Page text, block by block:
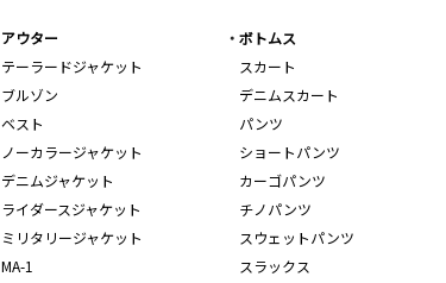
アウター
テーラードジャケット
ブルゾン
ベスト
ノーカラージャケット
デニムジャケット
ライダースジャケット
ミリタリージャケット
MA-1
ボトムス
スカート
デニムスカート
パンツ
ショートパンツ
カーゴパンツ
チノパンツ
スウェットパンツ
スラックス